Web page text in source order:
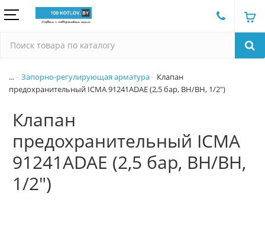
... Запорно-регулирующая арматура
Клапан
предохранительный ICMA 91241ADAE (2,5 бар, ВН/ВН, 1/2")
Клапан
предохранительный ICMA
91241ADAE (2,5 бар, ВН/ВН,
1/2")